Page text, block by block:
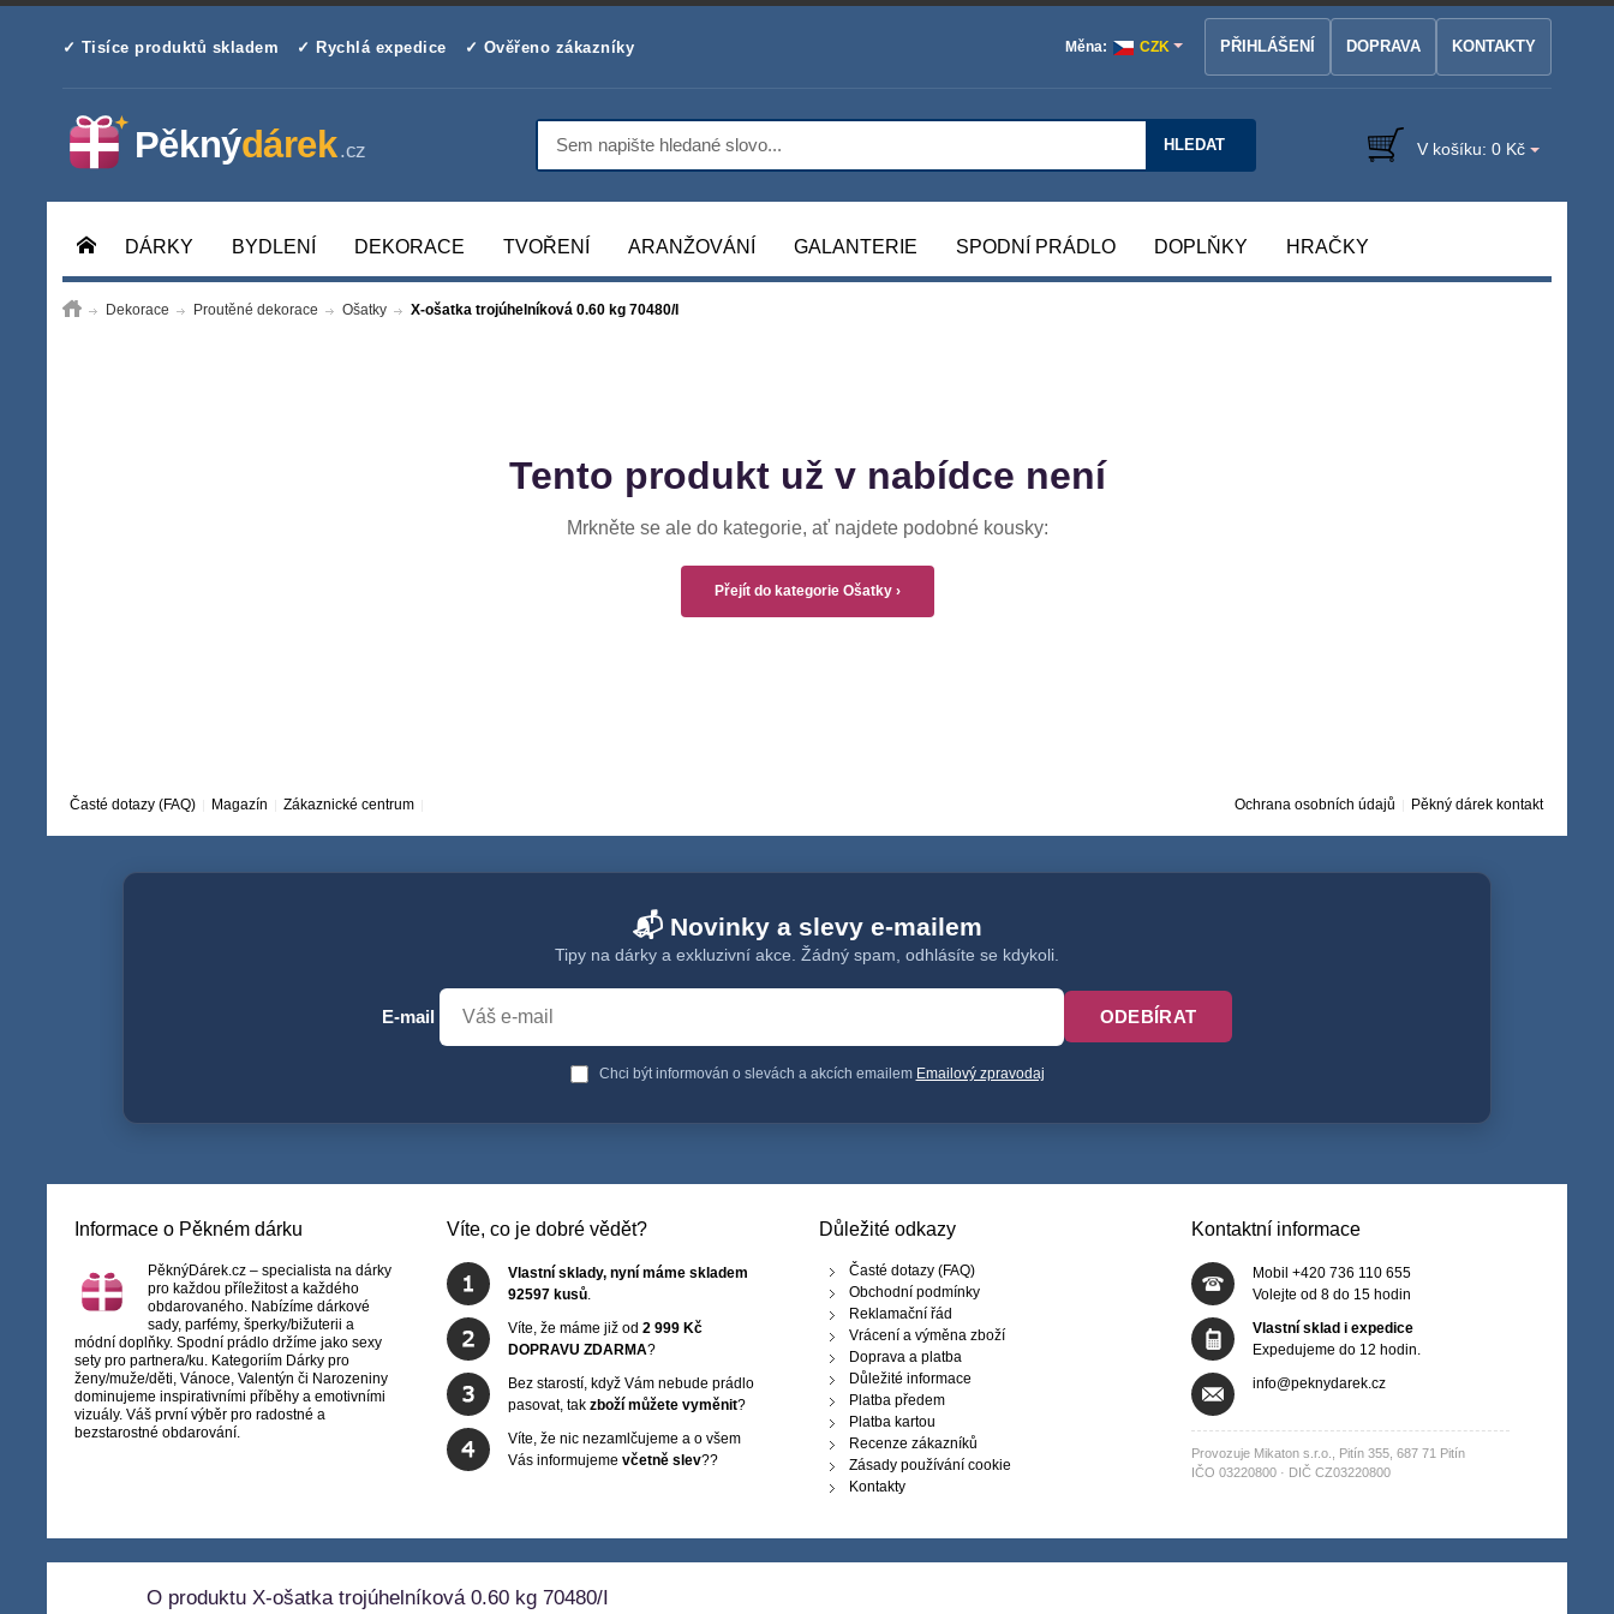
✓ Tisíce produktů skladem ✓ Rychlá expedice ✓ Ověřeno zákazníky Měna: CZK PŘIHLÁŠENÍ DOPRAVA KONTAKTY
HLEDAT V košíku: 0 Kč
DÁRKY BYDLENÍ DEKORACE TVOŘENÍ ARANŽOVÁNÍ GALANTERIE SPODNÍ PRÁDLO DOPLŇKY HRAČKY
Dekorace Proutěné dekorace Ošatky X-ošatka trojúhelníková 0.60 kg 70480/I
Tento produkt už v nabídce není
Mrkněte se ale do kategorie, ať najdete podobné kousky:
Přejít do kategorie Ošatky ›
Časté dotazy (FAQ) Magazín Zákaznické centrum Ochrana osobních údajů Pěkný dárek kontakt
📬 Novinky a slevy e-mailem
Tipy na dárky a exkluzivní akce. Žádný spam, odhlásíte se kdykoli.
E-mail ODEBÍRAT
Chci být informován o slevách a akcích emailem Emailový zpravodaj
Informace o Pěkném dárku
PěknýDárek.cz – specialista na dárky
pro každou příležitost a každého
obdarovaného. Nabízíme dárkové
sady, parfémy, šperky/bižuterii a
módní doplňky. Spodní prádlo držíme jako sexy
sety pro partnera/ku. Kategoriím Dárky pro
ženy/muže/děti, Vánoce, Valentýn či Narozeniny
dominujeme inspirativními příběhy a emotivními
vizuály. Váš první výběr pro radostné a
bezstarostné obdarování.
Víte, co je dobré vědět?
Vlastní sklady, nyní máme skladem
92597 kusů.
Víte, že máme již od 2 999 Kč
DOPRAVU ZDARMA?
Bez starostí, když Vám nebude prádlo
pasovat, tak zboží můžete vyměnit?
Víte, že nic nezamlčujeme a o všem
Vás informujeme včetně slev??
Důležité odkazy
Časté dotazy (FAQ)
Obchodní podmínky
Reklamační řád
Vrácení a výměna zboží
Doprava a platba
Důležité informace
Platba předem
Platba kartou
Recenze zákazníků
Zásady používání cookie
Kontakty
Kontaktní informace
Mobil +420 736 110 655
Volejte od 8 do 15 hodin
Vlastní sklad i expedice
Expedujeme do 12 hodin.
info@peknydarek.cz
Provozuje Mikaton s.r.o., Pitín 355, 687 71 Pitín
IČO 03220800 · DIČ CZ03220800
O produktu X-ošatka trojúhelníková 0.60 kg 70480/I